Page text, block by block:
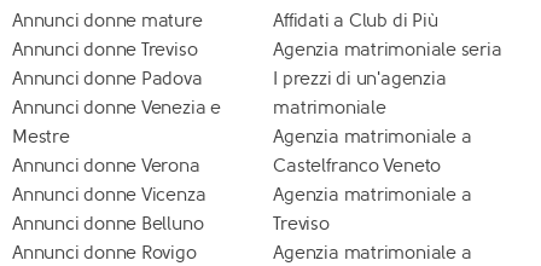
Annunci donne mature
Annunci donne Treviso
Annunci donne Padova
Annunci donne Venezia e
Mestre
Annunci donne Verona
Annunci donne Vicenza
Annunci donne Belluno
Annunci donne Rovigo
Affidati a Club di Più
Agenzia matrimoniale seria
I prezzi di un'agenzia
matrimoniale
Agenzia matrimoniale a
Castelfranco Veneto
Agenzia matrimoniale a
Treviso
Agenzia matrimoniale a